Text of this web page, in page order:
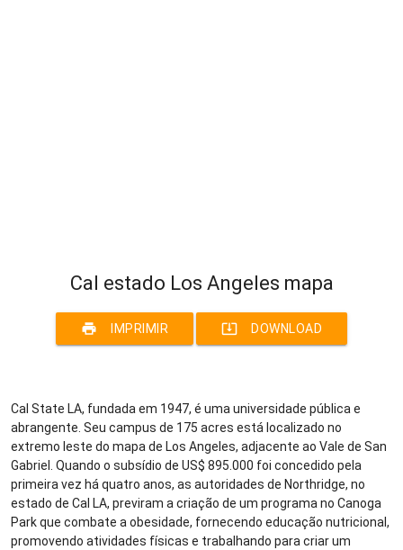
Cal estado Los Angeles mapa
print IMPRIMIR system_update_alt DOWNLOAD
Cal State LA, fundada em 1947, é uma universidade pública e
abrangente. Seu campus de 175 acres está localizado no
extremo leste do mapa de Los Angeles, adjacente ao Vale de San
Gabriel. Quando o subsídio de US$ 895.000 foi concedido pela
primeira vez há quatro anos, as autoridades de Northridge, no
estado de Cal LA, previram a criação de um programa no Canoga
Park que combate a obesidade, fornecendo educação nutricional,
promovendo atividades físicas e trabalhando para criar um